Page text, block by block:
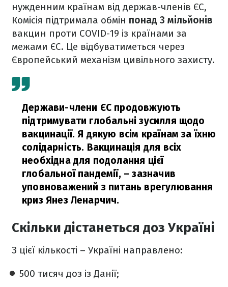
нужденним країнам від держав-членів ЄС,
Комісія підтримала обмін понад 3 мільйонів
вакцин проти COVID-19 із країнами за
межами ЄС. Це відбуватиметься через
Європейський механізм цивільного захисту.
Держави-члени ЄС продовжують
підтримувати глобальні зусилля щодо
вакцинації. Я дякую всім країнам за їхню
солідарність. Вакцинація для всіх
необхідна для подолання цієї
глобальної пандемії, – зазначив
уповноважений з питань врегулювання
криз Янез Ленарчич.
Скільки дістанеться доз Україні
З цієї кількості – Україні направлено:
500 тисяч доз із Данії;